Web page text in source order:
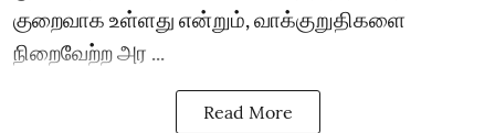
குறைவாக உள்ளது என்றும், வாக்குறுதிகளை
நிறைவேற்ற அர ...
Read More